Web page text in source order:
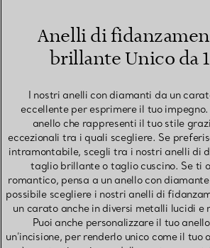
Anelli di
brillante Unico da
I nostri anelli con diamanti da un
eccellente per esprimere il tuo
anello che rappresenti il tuo stile
eccezionali tra i quali scegliere. Se
intramontabile, scegli tra i nostri anelli di
taglio brillante o taglio cuscino. Se ti
romantico, pensa a un anello con
possibile scegliere i nostri anelli di
un carato anche in diversi metalli lucidi e
Puoi anche personalizzare il tuo
un’incisione, per renderlo unico come il